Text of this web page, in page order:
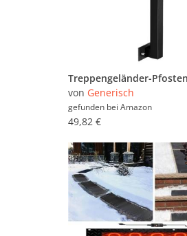
von Generisch
gefunden bei Amazon
49,82 €